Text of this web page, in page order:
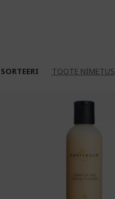
SORTEERI TOOTE NIMETUS